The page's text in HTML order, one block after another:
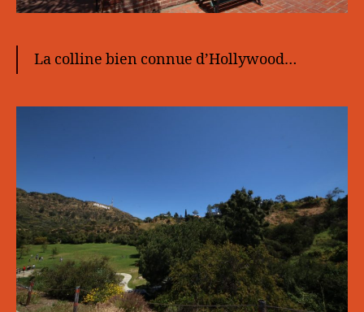
La colline bien connue d’Hollywood…